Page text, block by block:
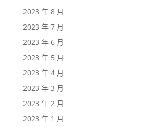
2023 年 8 月
2023 年 7 月
2023 年 6 月
2023 年 5 月
2023 年 4 月
2023 年 3 月
2023 年 2 月
2023 年 1 月